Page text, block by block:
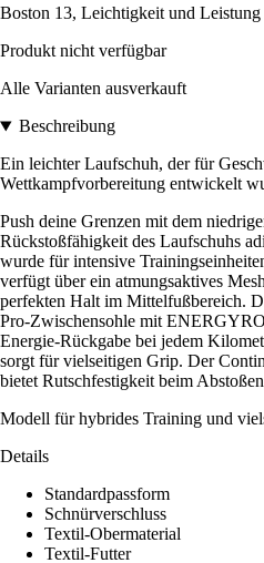
Boston 13, Leichtigkeit und
Produkt nicht verfügbar
Alle Varianten ausverkauft
Beschreibung
Ein leichter Laufschuh, der für
Wettkampfvorbereitung entwickelt
Push deine Grenzen mit dem
Rückstoßfähigkeit des Laufschuhs
wurde für intensive
verfügt über ein atmungsaktives
perfekten Halt im Mittelfußbereich.
Pro-Zwischensohle mit
Energie-Rückgabe bei jedem
sorgt für vielseitigen Grip. Der
bietet Rutschfestigkeit beim
Modell für hybrides Training und
Details
Standardpassform
Schnürverschluss
Textil-Obermaterial
Textil-Futter